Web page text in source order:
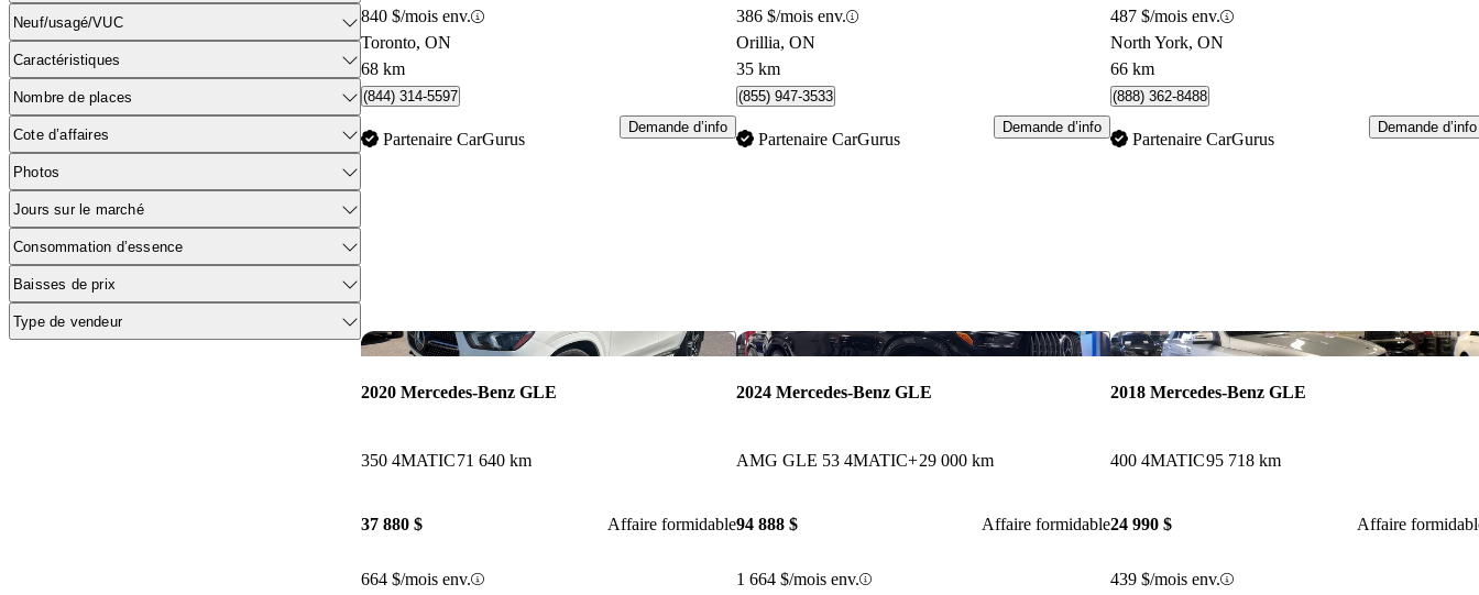
Neuf/usagé/VUC
Caractéristiques
Nombre de places
Cote d’affaires
Photos
Jours sur le marché
Consommation d’essence
Baisses de prix
Type de vendeur
840 $/mois env.
Toronto, ON
68 km
(844) 314-5597
Partenaire CarGurus
Demande d’info
386 $/mois env.
Orillia, ON
35 km
(855) 947-3533
Partenaire CarGurus
Demande d’info
487 $/mois env.
North York, ON
66 km
(888) 362-8488
Partenaire CarGurus
Demande d’info
Enregistrer cette annonce
2020 Mercedes-Benz GLE
350 4MATIC71 640 km
37 880 $ Affaire formidable
664 $/mois env.
Enregistrer cette annonce
2024 Mercedes-Benz GLE
AMG GLE 53 4MATIC+29 000 km
94 888 $ Affaire formidable
1 664 $/mois env.
2018 Mercedes-Benz GLE
400 4MATIC95 718 km
24 990 $ Affaire
439 $/mois env.